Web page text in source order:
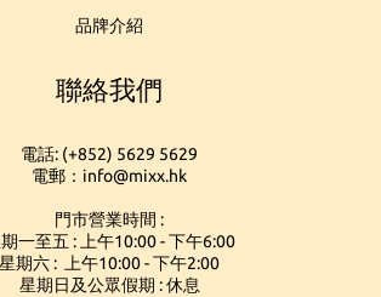
品牌介紹
聯絡我們
電話: (+852) 5629 5629
電郵：info@mixx.hk
門市營業時間 :
一至五 : 上午10:00 - 下午6:00
星期六 : 上午10:00 - 下午2:00
星期日及公眾假期 : 休息